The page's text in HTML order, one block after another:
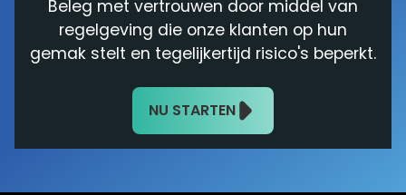
Beleg met vertrouwen door middel van
regelgeving die onze klanten op hun
gemak stelt en tegelijkertijd risico's beperkt.
NU STARTEN